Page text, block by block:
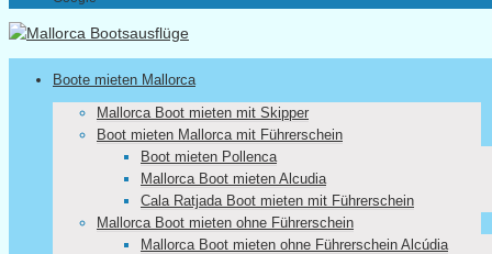
Boote mieten Mallorca
Mallorca Boot mieten mit Skipper
Boot mieten Mallorca mit Führerschein
Boot mieten Pollenca
Mallorca Boot mieten Alcudia
Cala Ratjada Boot mieten mit Führerschein
Mallorca Boot mieten ohne Führerschein
Mallorca Boot mieten ohne Führerschein Alcúdia